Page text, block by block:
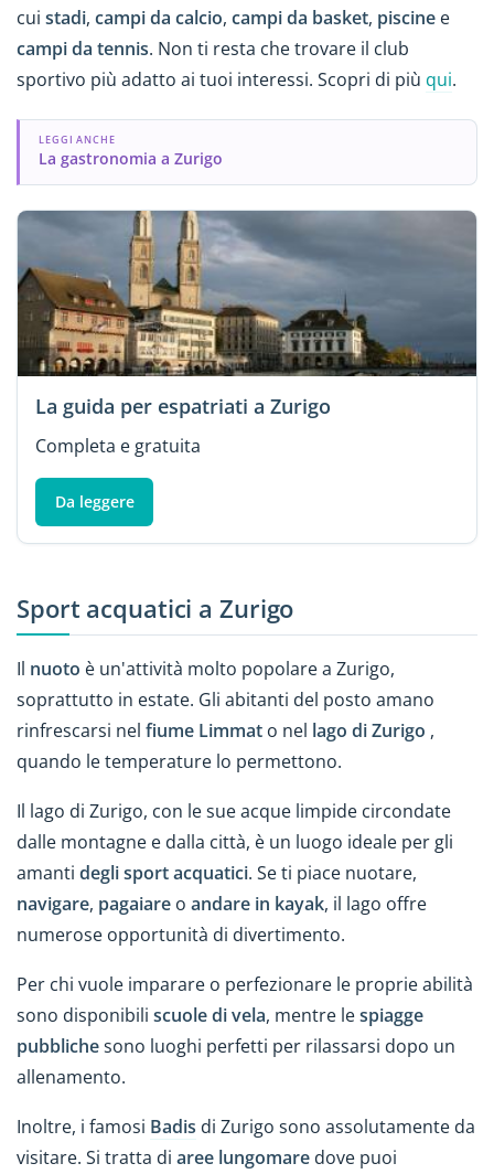
cui stadi, campi da calcio, campi da basket, piscine e
campi da tennis. Non ti resta che trovare il club
sportivo più adatto ai tuoi interessi. Scopri di più qui.
LEGGI ANCHE
La gastronomia a Zurigo
La guida per espatriati a Zurigo
Completa e gratuita
Da leggere
Sport acquatici a Zurigo
Il nuoto è un'attività molto popolare a Zurigo,
soprattutto in estate. Gli abitanti del posto amano
rinfrescarsi nel fiume Limmat o nel lago di Zurigo ,
quando le temperature lo permettono.
Il lago di Zurigo, con le sue acque limpide circondate
dalle montagne e dalla città, è un luogo ideale per gli
amanti degli sport acquatici. Se ti piace nuotare,
navigare, pagaiare o andare in kayak, il lago offre
numerose opportunità di divertimento.
Per chi vuole imparare o perfezionare le proprie abilità
sono disponibili scuole di vela, mentre lespiagge
pubblichesono luoghi perfetti per rilassarsi dopo un
allenamento.
Inoltre, i famosi Badis di Zurigo sono assolutamente da
visitare. Si tratta di aree lungomare dove puoi